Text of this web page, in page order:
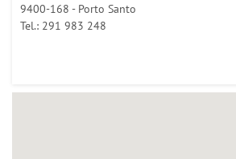
9400-168 - Porto Santo
Tel.: 291 983 248